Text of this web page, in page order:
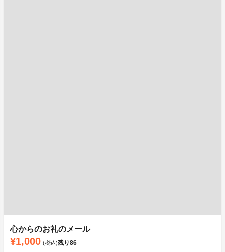
心からのお礼のメール
¥1,000 (税込)残り86